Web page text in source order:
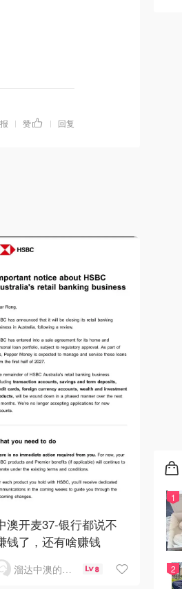
| 赞 | 回复
澳开麦37-银行都说不
钱了，还有啥赚钱
溜达中澳的王公子 8